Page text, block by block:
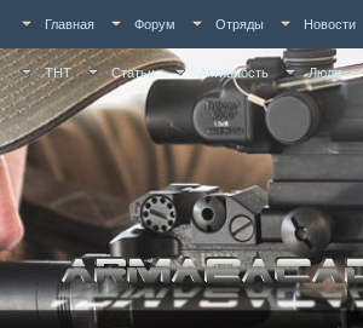
Главная Форум Отряды Новости
ТНТ Статьи Активность Люди